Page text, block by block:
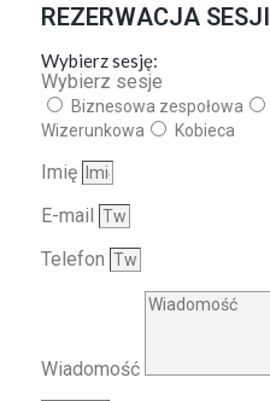
REZERWACJA SESJI
Wybierz sesję:
Wybierz sesje
Biznesowa zespołowa
Wizerunkowa
Kobieca
Imię
E-mail
Telefon
Wiadomość